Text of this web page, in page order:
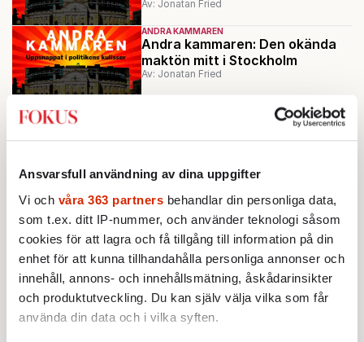
Ansvarsfull användning av dina uppgifter
Vi och våra 363 partners behandlar din personliga data,
som t.ex. ditt IP-nummer, och använder teknologi såsom
cookies för att lagra och få tillgång till information på din
enhet för att kunna tillhandahålla personliga annonser och
innehåll, annons- och innehållsmätning, åskådarinsikter
och produktutveckling. Du kan själv välja vilka som får
använda din data och i vilka syften.
Av: Jonatan Fried
ANDRA KAMMAREN
Andra kammaren: Den okända
maktön mitt i Stockholm
Av: Jonatan Fried
Erik Bromanders underbara resa
INRIKES
Niklas Wykman (M): »Sverige har
allvarliga utmaningar«
Av: Emanuel Sidea
Ladda fler
Mest lästa